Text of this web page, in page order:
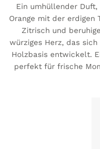
Ein umhüllender
Orange mit der erdigen
Zitrisch und
würziges Herz, das
Holzbasis entwickelt.
perfekt für frische